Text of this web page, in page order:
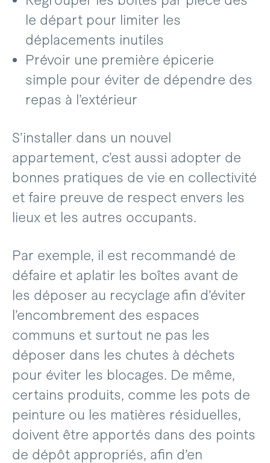
le départ pour limiter les
déplacements inutiles
Prévoir une première épicerie
simple pour éviter de dépendre des
repas à l’extérieur
S’installer dans un nouvel
appartement, c’est aussi adopter de
bonnes pratiques de vie en collectivité
et faire preuve de respect envers les
lieux et les autres occupants.
Par exemple, il est recommandé de
défaire et aplatir les boîtes avant de
les déposer au recyclage afin d’éviter
l’encombrement des espaces
communs et surtout ne pas les
déposer dans les chutes à déchets
pour éviter les blocages. De même,
certains produits, comme les pots de
peinture ou les matières résiduelles,
doivent être apportés dans des points
de dépôt appropriés, afin d’en